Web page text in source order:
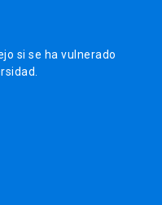
si se ha vulnerado